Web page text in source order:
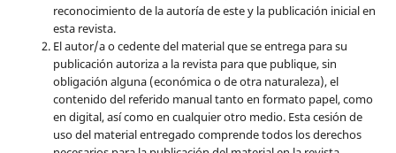
reconocimiento de la autoría de este y la publicación inicial en
esta revista.
El autor/a o cedente del material que se entrega para su
publicación autoriza a la revista para que publique, sin
obligación alguna (económica o de otra naturaleza), el
contenido del referido manual tanto en formato papel, como
en digital, así como en cualquier otro medio. Esta cesión de
uso del material entregado comprende todos los derechos